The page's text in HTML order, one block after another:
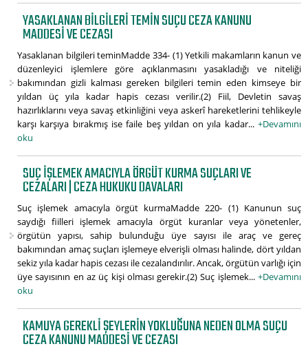
YASAKLANAN BILGILERI TEMIN SUÇU CEZA KANUNU
MADDESI VE CEZASI
Yasaklanan bilgileri teminMadde 334- (1) Yetkili makamların kanun ve
düzenleyici işlemlere göre açıklanmasını yasakladığı ve niteliği
bakımından gizli kalması gereken bilgileri temin eden kimseye bir
yıldan üç yıla kadar hapis cezası verilir.(2) Fiil, Devletin savaş
hazırlıklarını veya savaş etkinliğini veya askerî hareketlerini tehlikeyle
karşı karşıya bırakmış ise faile beş yıldan on yıla kadar... +Devamını
oku
SUÇ IŞLEMEK AMACIYLA ÖRGÜT KURMA SUÇLARI VE
CEZALARI | CEZA HUKUKU DAVALARI
Suç işlemek amacıyla örgüt kurmaMadde 220- (1) Kanunun suç
saydığı fiilleri işlemek amacıyla örgüt kuranlar veya yönetenler,
örgütün yapısı, sahip bulunduğu üye sayısı ile araç ve gereç
bakımından amaç suçları işlemeye elverişli olması halinde, dört yıldan
sekiz yıla kadar hapis cezası ile cezalandırılır. Ancak, örgütün varlığı için
üye sayısının en az üç kişi olması gerekir.(2) Suç işlemek... +Devamını
oku
KAMUYA GEREKLI ŞEYLERIN YOKLUĞUNA NEDEN OLMA SUÇU
CEZA KANUNU MADDESI VE CEZASI